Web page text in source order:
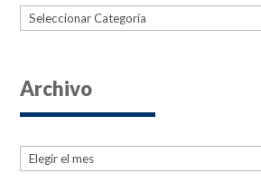
Categorías
Archivo
Archives